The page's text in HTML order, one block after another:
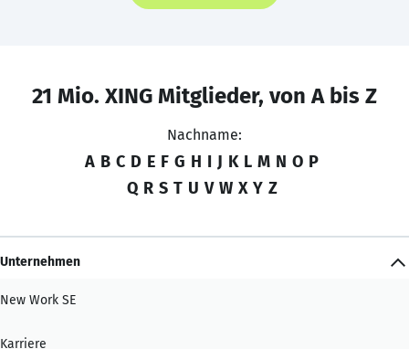
21 Mio. XING Mitglieder, von A bis Z
Nachname:
A B C D E F G H I J K L M N O P
Q R S T U V W X Y Z
Unternehmen
New Work SE
Karriere